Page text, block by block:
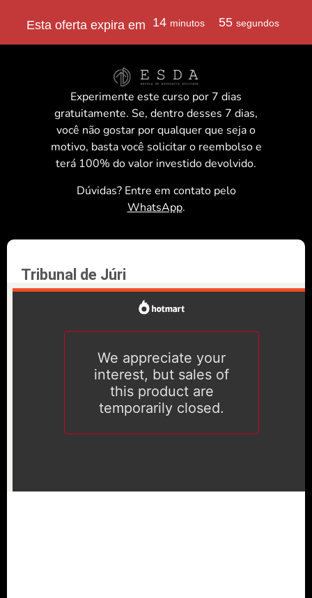
Esta oferta expira em 14 minutos 55 segundos
Experimente este curso por 7 dias
gratuitamente. Se, dentro desses 7 dias,
você não gostar por qualquer que seja o
motivo, basta você solicitar o reembolso e
terá 100% do valor investido devolvido.
Dúvidas? Entre em contato pelo
WhatsApp.
Tribunal de Júri